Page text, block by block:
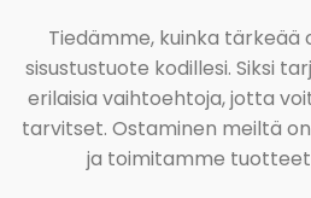
Tiedämme, kuinka tärkeää
sisustustuote kodillesi. Siksi
erilaisia vaihtoehtoja, jotta
tarvitset. Ostaminen meiltä
ja toimitamme tuotteet